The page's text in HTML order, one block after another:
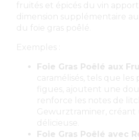
fruités et épicés du vin
dimension supplémentaire
du foie gras poêlé.
Exemples :
Foie Gras Poêlé aux
caramélisés, tels que les
figues, ajoutent une
renforce les notes de
Gewurztraminer, créant
délicieuse.
Foie Gras Poêlé avec